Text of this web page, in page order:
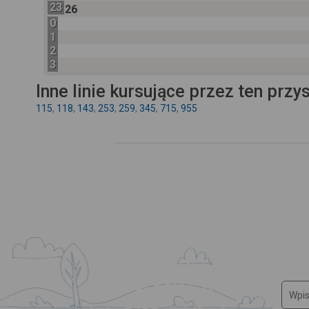
23 26
0
1
2
3
Inne linie kursujące przez ten
115, 118, 143, 253, 259, 345, 715, 955